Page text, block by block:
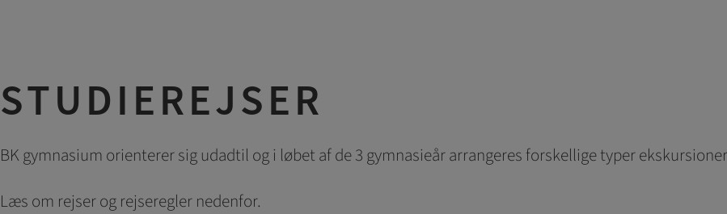
STUDIEREJSER
BK gymnasium orienterer sig udadtil og i løbet af de 3 gymnasieår arrangeres forskellige typer
Læs om rejser og rejseregler nedenfor.